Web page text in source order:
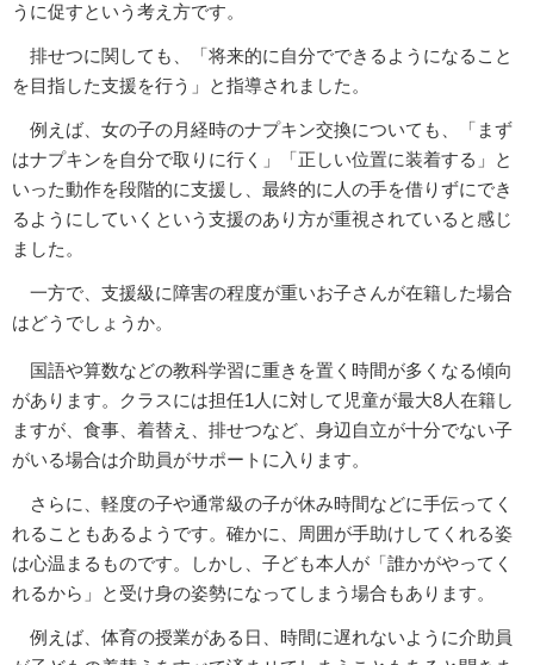
うに促すという考え方です。
排せつに関しても、「将来的に自分でできるようになること
を目指した支援を行う」と指導されました。
例えば、女の子の月経時のナプキン交換についても、「まず
はナプキンを自分で取りに行く」「正しい位置に装着する」と
いった動作を段階的に支援し、最終的に人の手を借りずにでき
るようにしていくという支援のあり方が重視されていると感じ
ました。
一方で、支援級に障害の程度が重いお子さんが在籍した場合
はどうでしょうか。
国語や算数などの教科学習に重きを置く時間が多くなる傾向
があります。クラスには担任1人に対して児童が最大8人在籍し
ますが、食事、着替え、排せつなど、身辺自立が十分でない子
がいる場合は介助員がサポートに入ります。
さらに、軽度の子や通常級の子が休み時間などに手伝ってく
れることもあるようです。確かに、周囲が手助けしてくれる姿
は心温まるものです。しかし、子ども本人が「誰かがやってく
れるから」と受け身の姿勢になってしまう場合もあります。
例えば、体育の授業がある日、時間に遅れないように介助員